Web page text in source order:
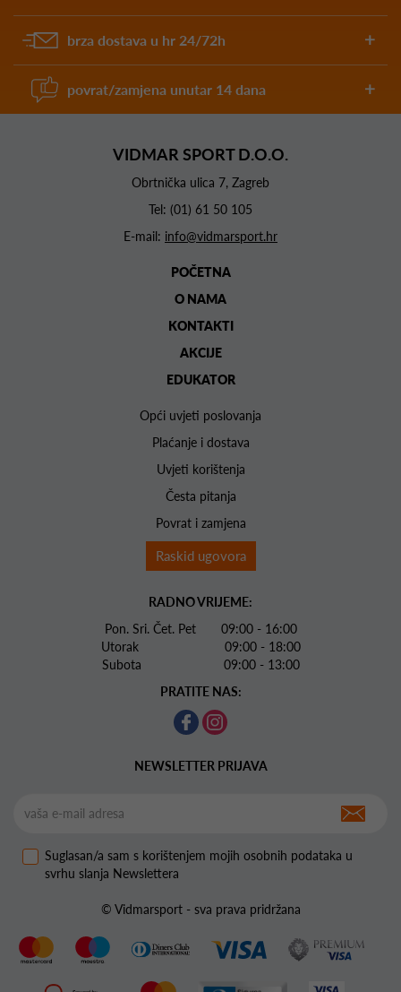
brza dostava u hr 24/72h
povrat/zamjena unutar 14 dana
VIDMAR SPORT D.O.O.
Obrtnička ulica 7, Zagreb
Tel: (01) 61 50 105
E-mail: info@vidmarsport.hr
POČETNA
O NAMA
KONTAKTI
AKCIJE
EDUKATOR
Opći uvjeti poslovanja
Plaćanje i dostava
Uvjeti korištenja
Česta pitanja
Povrat i zamjena
Raskid ugovora
RADNO VRIJEME:
Pon. Sri. Čet. Pet 09:00 - 16:00
Utorak 09:00 - 18:00
Subota 09:00 - 13:00
PRATITE NAS:
NEWSLETTER PRIJAVA
Suglasan/a sam s korištenjem mojih osobnih podataka u
svrhu slanja Newslettera
© Vidmarsport - sva prava pridržana